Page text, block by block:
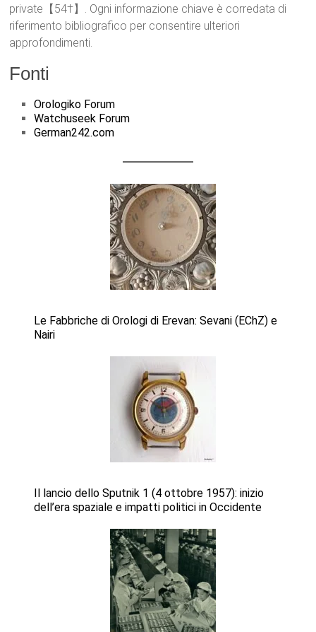
private【54†】. Ogni informazione chiave è corredata di
riferimento bibliografico per consentire ulteriori
approfondimenti.
Fonti
Orologiko Forum
Watchuseek Forum
German242.com
Le Fabbriche di Orologi di Erevan: Sevani (EChZ) e
Nairi
Il lancio dello Sputnik 1 (4 ottobre 1957): inizio
dell’era spaziale e impatti politici in Occidente